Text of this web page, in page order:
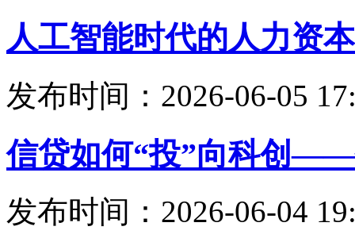
人工智能时代的人力资
发布时间：2026-06-05
信贷如何“投”向科创
发布时间：2026-06-04